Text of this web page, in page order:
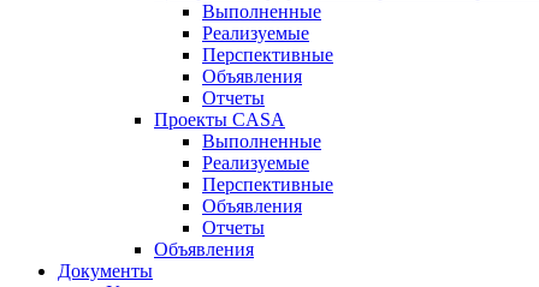
Выполненные
Реализуемые
Перспективные
Объявления
Отчеты
Проекты CASA
Выполненные
Реализуемые
Перспективные
Объявления
Отчеты
Объявления
Документы